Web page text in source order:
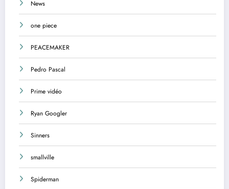
News
one piece
PEACEMAKER
Pedro Pascal
Prime vidéo
Ryan Googler
Sinners
smallville
Spiderman